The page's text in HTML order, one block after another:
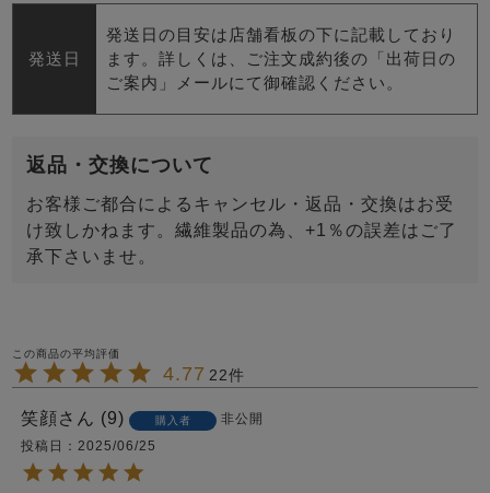
発送日
発送日の目安は店舗看板の下に記載しており
ます。詳しくは、ご注文成約後の「出荷日の
ご案内」メールにて御確認ください。
返品・交換について
お客様ご都合によるキャンセル・返品・交換はお受
け致しかねます。繊維製品の為、+1％の誤差はご了
承下さいませ。
4.77 22
笑顔 9 購入者
非公開
投稿日
2025/06/25